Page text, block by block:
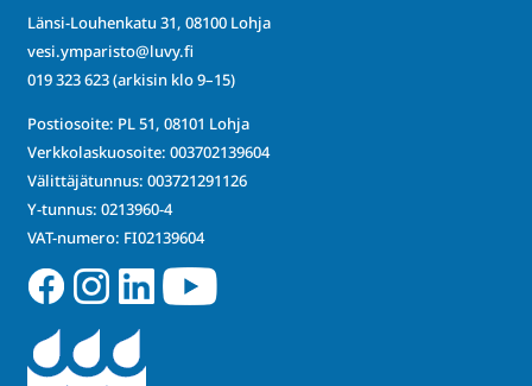
Länsi-Louhenkatu 31, 08100 Lohja
vesi.ymparisto@luvy.fi
019 323 623(arkisin klo 9–15)
Postiosoite: PL 51, 08101 Lohja
Verkkolaskuosoite: 003702139604
Välittäjätunnus: 003721291126
Y-tunnus: 0213960-4
VAT-numero: FI02139604